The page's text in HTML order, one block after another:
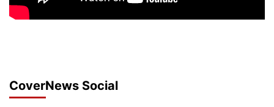
CoverNews Social